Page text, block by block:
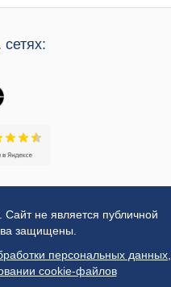
не является публичной
защищены.
персональных данных
cookie-файлов